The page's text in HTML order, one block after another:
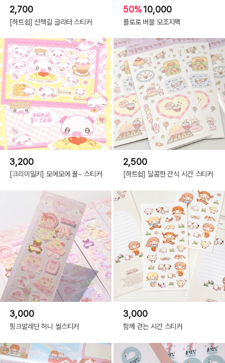
2,700
[하트쉽] 산책길 글리터 스티커
50%10,000
플로로 버블 모조지팩
3,200
[크리미밀키] 모에모에 꿀~ 스티커
2,500
[하트쉽] 달콤한 간식 시간 스티커
3,000
핑크발레단 허니 씰스티커
3,000
함께 걷는 시간 스티커